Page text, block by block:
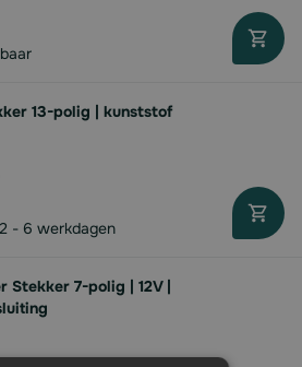
13-polig | kunststof
- 6 werkdagen
Stekker 7-polig | 12V |